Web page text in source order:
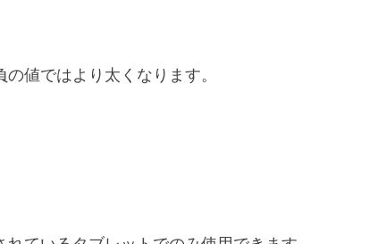
値ではより太くなります。